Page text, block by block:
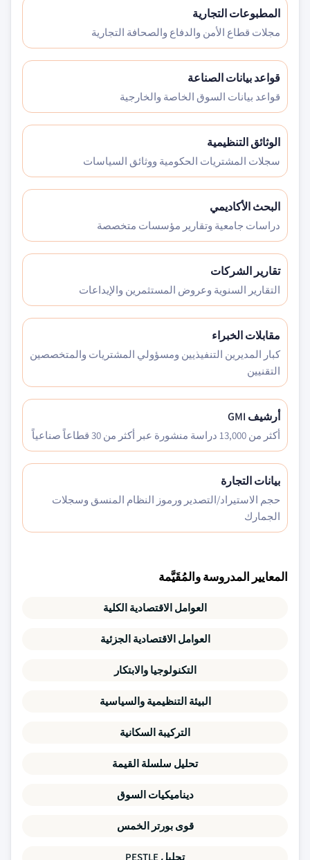
المطبوعات التجارية
مجلات قطاع الأمن والدفاع والصحافة التجارية
قواعد بيانات الصناعة
قواعد بيانات السوق الخاصة والخارجية
الوثائق التنظيمية
سجلات المشتريات الحكومية ووثائق السياسات
البحث الأكاديمي
دراسات جامعية وتقارير مؤسسات متخصصة
تقارير الشركات
التقارير السنوية وعروض المستثمرين والإيداعات
مقابلات الخبراء
كبار المديرين التنفيذيين ومسؤولي المشتريات والمتخصصين
التقنيين
أرشيف GMI
أكثر من 13,000 دراسة منشورة عبر أكثر من 30 قطاعاً صناعياً
بيانات التجارة
حجم الاستيراد/التصدير ورموز النظام المنسق وسجلات
الجمارك
المعايير المدروسة والمُقَيَّمة
العوامل الاقتصادية الكلية
العوامل الاقتصادية الجزئية
التكنولوجيا والابتكار
البيئة التنظيمية والسياسية
التركيبة السكانية
تحليل سلسلة القيمة
ديناميكيات السوق
قوى بورتر الخمس
تحليل PESTLE